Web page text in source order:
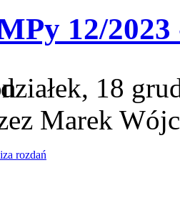
12/2023
18
Marek
rozdań